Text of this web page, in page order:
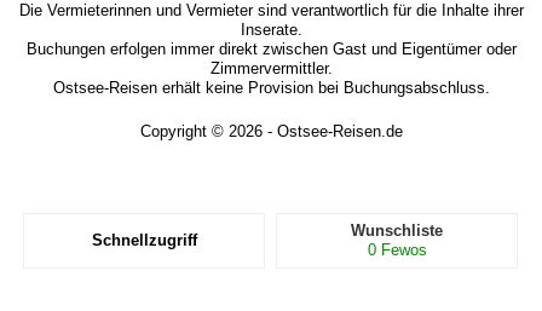
Die Vermieterinnen und Vermieter sind verantwortlich für die Inhalte ihrer
Inserate.
Buchungen erfolgen immer direkt zwischen Gast und Eigentümer oder
Zimmervermittler.
Ostsee-Reisen erhält keine Provision bei Buchungsabschluss.
Copyright © 2026 - Ostsee-Reisen.de
Schnellzugriff
Wunschliste
0 Fewos